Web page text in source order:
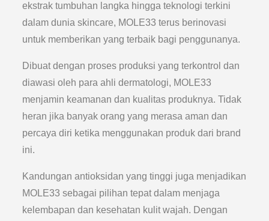
ekstrak tumbuhan langka hingga teknologi terkini
dalam dunia skincare, MOLE33 terus berinovasi
untuk memberikan yang terbaik bagi penggunanya.
Dibuat dengan proses produksi yang terkontrol dan
diawasi oleh para ahli dermatologi, MOLE33
menjamin keamanan dan kualitas produknya. Tidak
heran jika banyak orang yang merasa aman dan
percaya diri ketika menggunakan produk dari brand
ini.
Kandungan antioksidan yang tinggi juga menjadikan
MOLE33 sebagai pilihan tepat dalam menjaga
kelembapan dan kesehatan kulit wajah. Dengan